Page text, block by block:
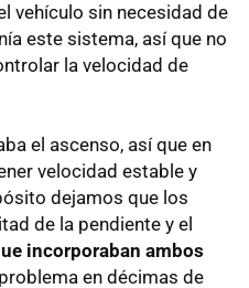
vehículo sin necesidad de
este sistema, así que no
la velocidad de
el ascenso, así que en
velocidad estable y
dejamos que los
de la pendiente y el
incorporaban ambos
en décimas de